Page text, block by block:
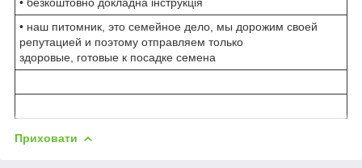
• наш питомник, это семейное дело, мы дорожим своей
репутацией и поэтому отправляем только
здоровые, готовые к посадке семена
Приховати